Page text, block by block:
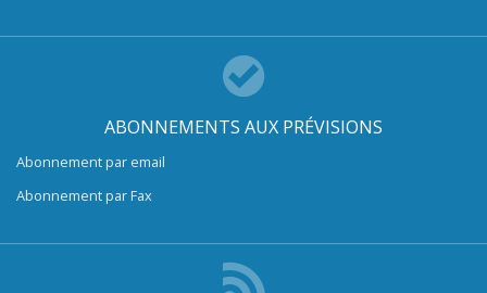
ABONNEMENTS AUX PRÉVISIONS
Abonnement par email
Abonnement par Fax